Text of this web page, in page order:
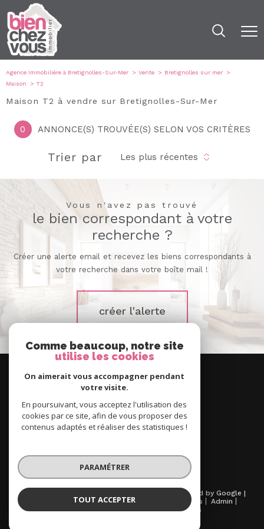
Agence Immobilière à Bretignolles-Sur-Mer Vente
Bretignolles sur mer
Maison
T2
Maison T2 à vendre sur Bretignolles-Sur-Mer
0 ANNONCE(S) TROUVÉE(S) SELON VOS CRITÈRES
Trier par Les plus récentes
Vous n'avez pas trouvé
le bien correspondant à votre
recherche ?
Créer une alerte email et recevez les biens correspondants à
votre recherche dans votre boîte mail !
créer l'alerte
suivre
Se
espace propriétaire
© 2026 | Tous droits réservés | Traduction powered by Google |
Nos honoraires
Plan du site Mentions légales
Admin
Cookies
Comme beaucoup, notre site
utilise les cookies
On aimerait vous accompagner pendant
votre visite.
En poursuivant, vous acceptez l'utilisation des
cookies par ce site, afin de vous proposer des
contenus adaptés et réaliser des statistiques !
PARAMÉTRER
TOUT ACCEPTER